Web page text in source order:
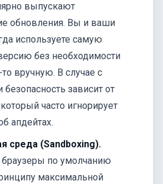
выпускают
обновления. Вы и ваши
используете самую
без необходимости
вручную. В случае с
зависит от
часто игнорирует
апдейтах.
среда (Sandboxing).
по умолчанию
максимальной